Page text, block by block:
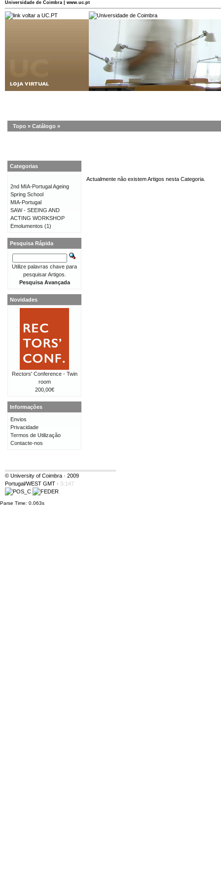
Universidade de Coimbra | www.uc.pt
Topo » Catálogo »
Actualmente não existem Artigos nesta Categoria.
Categorias
2nd MIA-Portugal Ageing
Spring School
MIA-Portugal
SAW - SEEING AND
ACTING WORKSHOP
Emolumentos (1)
Pesquisa Rápida
Utilize palavras chave para
pesquisar Artigos.
Pesquisa Avançada
Novidades
Rectors' Conference - Twin
room
200,00€
Informações
Envios
Privacidade
Termos de Utilização
Contacte-nos
© University of Coimbra · 2009
Portugal/WEST GMT · S:147
Parse Time: 0.063s